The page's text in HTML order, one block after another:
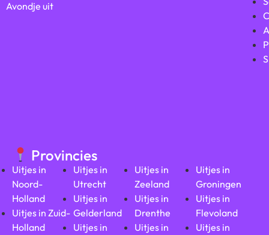
Avondje uit
Provincies
Uitjes in
Noord-
Holland
Uitjes in Zuid-
Holland
Uitjes in
Utrecht
Uitjes in
Gelderland
Uitjes in
Uitjes in
Zeeland
Uitjes in
Drenthe
Uitjes in
Uitjes in
Groningen
Uitjes in
Flevoland
Uitjes in